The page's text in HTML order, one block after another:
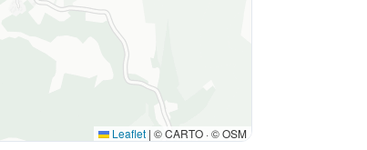
Leaflet | © CARTO · © OSM